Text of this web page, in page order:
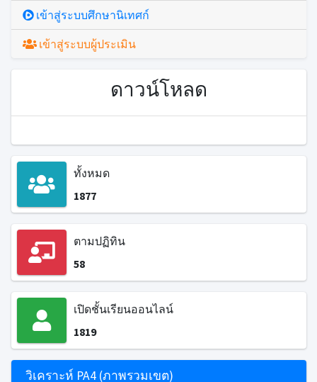
เข้าสู่ระบบศึกษานิเทศก์
เข้าสู่ระบบผู้ประเมิน
ดาวน์โหลด
ทั้งหมด
1877
ตามปฏิทิน
58
เปิดชั้นเรียนออนไลน์
1819
วิเคราะห์ PA4 (ภาพรวมเขต)